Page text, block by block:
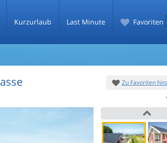
Kurzurlaub Last Minute Favoriten
Zu Favoriten